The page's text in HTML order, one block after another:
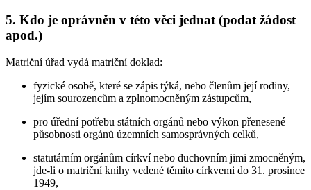
5. Kdo je oprávněn v této věci jednat (podat žádost
apod.)
Matriční úřad vydá matriční doklad:
fyzické osobě, které se zápis týká, nebo členům její rodiny,
jejím sourozencům a zplnomocněným zástupcům,
pro úřední potřebu státních orgánů nebo výkon přenesené
působnosti orgánů územních samosprávných celků,
statutárním orgánům církví nebo duchovním jimi zmocněným,
jde-li o matriční knihy vedené těmito církvemi do 31. prosince
1949,